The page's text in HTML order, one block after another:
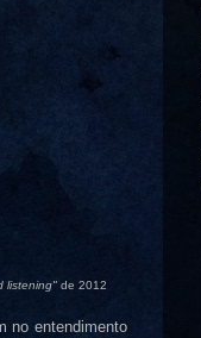
listening"de 2012
no entendimento